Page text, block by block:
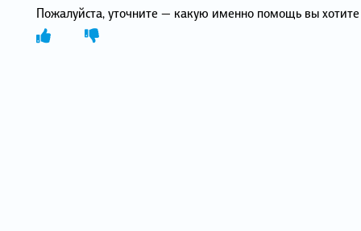
Пожалуйста, уточните — какую именно помощь вы хотите